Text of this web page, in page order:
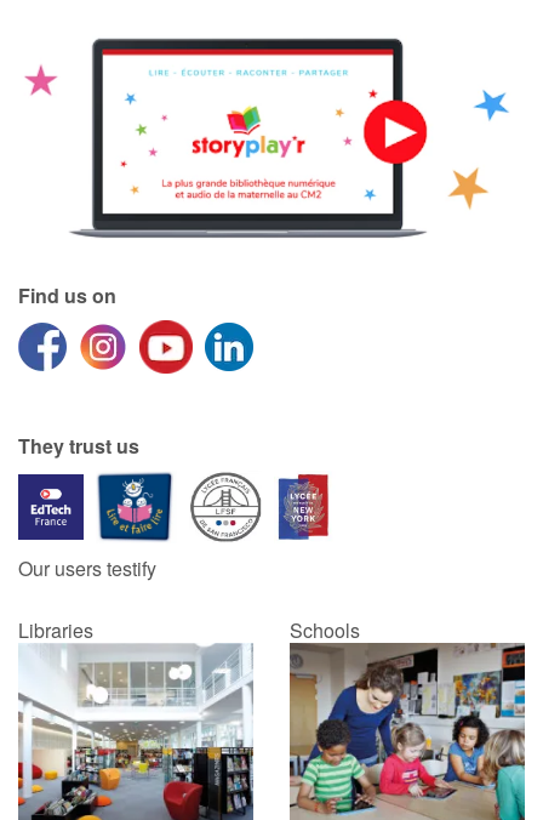
Find us on
They trust us
Our users testify
Libraries Schools